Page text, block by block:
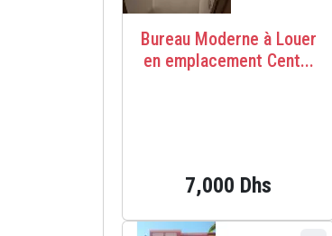
Bureau Moderne à Louer
en emplacement Cent...
7,000 Dhs